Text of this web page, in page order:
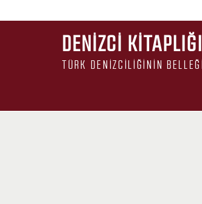
DENIZCI KITAPLIĞI
TÜRK DENIZCILIĞININ BELLEĞI